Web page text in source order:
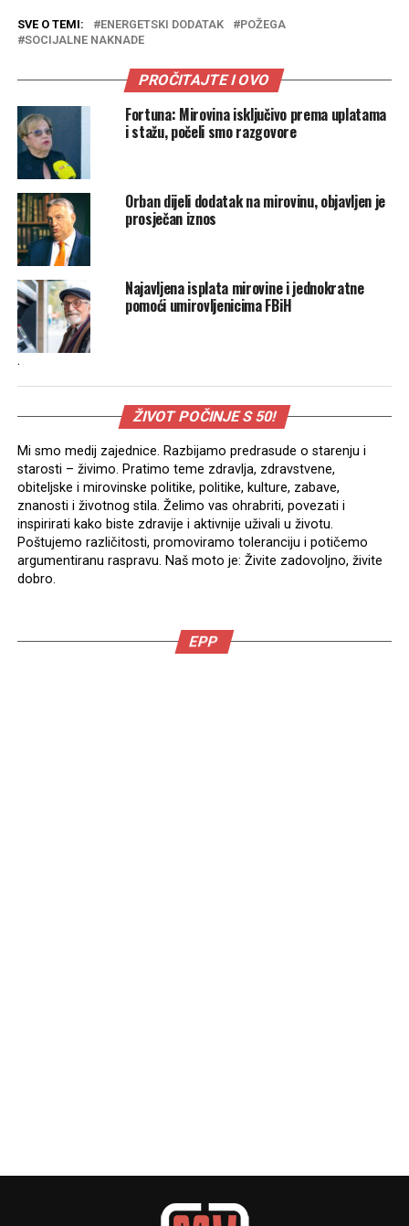
SVE O TEMI: ENERGETSKI DODATAK
POŽEGA
SOCIJALNE NAKNADE
PROČITAJTE I OVO
Fortuna: Mirovina isključivo prema uplatama
i stažu, počeli smo razgovore
Orban dijeli dodatak na mirovinu, objavljen je
prosječan iznos
Najavljena isplata mirovine i jednokratne
pomoći umirovljenicima FBiH
.
ŽIVOT POČINJE S 50!
Mi smo medij zajednice. Razbijamo predrasude o starenju i
starosti – živimo. Pratimo teme zdravlja, zdravstvene,
obiteljske i mirovinske politike, politike, kulture, zabave,
znanosti i životnog stila. Želimo vas ohrabriti, povezati i
inspirirati kako biste zdravije i aktivnije uživali u životu.
Poštujemo različitosti, promoviramo toleranciju i potičemo
argumentiranu raspravu. Naš moto je: Živite zadovoljno, živite
dobro.
EPP